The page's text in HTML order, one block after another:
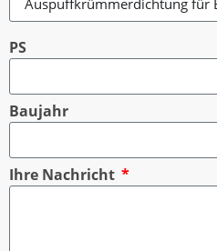
PS
Baujahr
Ihre Nachricht